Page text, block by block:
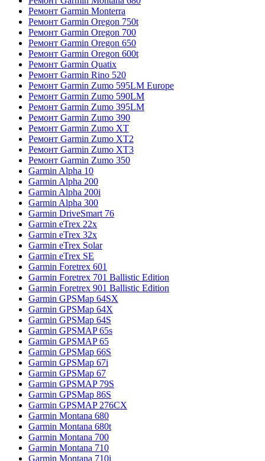
Ремонт Garmin Monterra
Ремонт Garmin Oregon 750t
Ремонт Garmin Oregon 700
Ремонт Garmin Oregon 650
Ремонт Garmin Oregon 600t
Ремонт Garmin Quatix
Ремонт Garmin Rino 520
Ремонт Garmin Zumo 595LM Europe
Ремонт Garmin Zumo 590LM
Ремонт Garmin Zumo 395LM
Ремонт Garmin Zumo 390
Ремонт Garmin Zumo XT
Ремонт Garmin Zumo XT2
Ремонт Garmin Zumo XT3
Ремонт Garmin Zumo 350
Garmin Alpha 10
Garmin Alpha 200
Garmin Alpha 200i
Garmin Alpha 300
Garmin DriveSmart 76
Garmin eTrex 22x
Garmin eTrex 32x
Garmin eTrex Solar
Garmin eTrex SE
Garmin Foretrex 601
Garmin Foretrex 701 Ballistic Edition
Garmin Foretrex 901 Ballistic Edition
Garmin GPSMap 64SX
Garmin GPSMap 64X
Garmin GPSMap 64S
Garmin GPSMAP 65s
Garmin GPSMAP 65
Garmin GPSMap 66S
Garmin GPSMap 67i
Garmin GPSMap 67
Garmin GPSMAP 79S
Garmin GPSMap 86S
Garmin GPSMAP 276CX
Garmin Montana 680
Garmin Montana 680t
Garmin Montana 700
Garmin Montana 710
Garmin Montana 710i